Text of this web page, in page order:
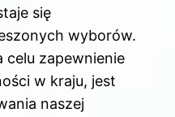
się
wyborów.
celu zapewnienie
w kraju, jest
naszej